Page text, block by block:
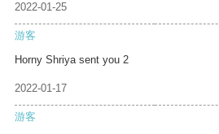
2022-01-25
游客
Horny Shriya sent you 2
2022-01-17
游客